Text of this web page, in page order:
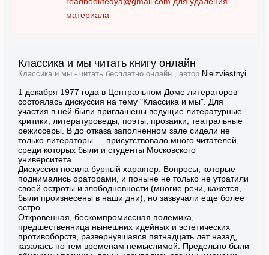
материала
Классика и мы читать книгу онлайн
Классика и мы - читать бесплатно онлайн , автор Nieizviestnyi
1 декабря 1977 года в Центральном Доме литераторов
состоялась дискуссия на тему "Классика и мы". Для
участия в ней были приглашены ведущие литературные
критики, литературоведы, поэты, прозаики, театральные
режиссеры. В до отказа заполненном зале сидели не
только литераторы — присутствовало много читателей,
среди которых были и студенты Московского
университета.
Дискуссия носила бурный характер. Вопросы, которые
поднимались ораторами, и поныне не только не утратили
своей остроты и злободневности (многие речи, кажется,
были произнесены в наши дни), но зазвучали еще более
остро.
Откровенная, бескомпромиссная полемика,
предшественница нынешних идейных и эстетических
противоборств, развернувшаяся пятнадцать лет назад,
казалась по тем временам немыслимой. Предельно были